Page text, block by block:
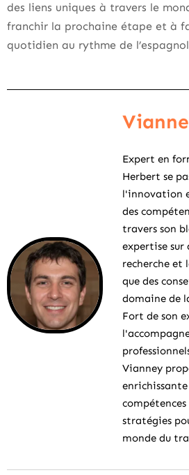
des liens uniques à travers le
franchir la prochaine étape et à
quotidien au rythme de
Expert en
Herbert se
l'innovation
des
travers son
expertise sur
recherche et
que des
domaine de
Fort de son
Vianney
stratégies
monde du